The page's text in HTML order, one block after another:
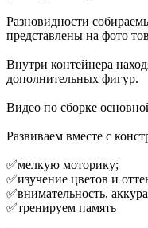
Разновидности
представлены на фото
Внутри контейнера
дополнительных фигур.
Видео по сборке
Развиваем вместе с
✅мелкую моторику;
✅изучение цветов и
✅внимательность,
✅тренируем память